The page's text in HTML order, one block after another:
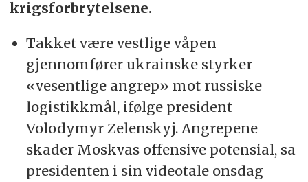
krigsforbrytelsene.
Takket være vestlige våpen
gjennomfører ukrainske styrker
«vesentlige angrep» mot russiske
logistikkmål, ifølge president
Volodymyr Zelenskyj. Angrepene
skader Moskvas offensive potensial, sa
presidenten i sin videotale onsdag